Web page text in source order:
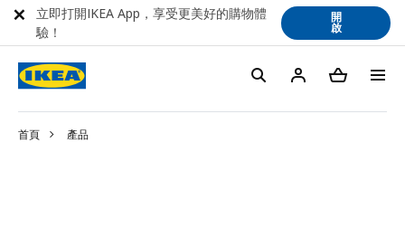
首頁 產品
立即打開IKEA App，享受更美好的購物體
驗！
開
啟